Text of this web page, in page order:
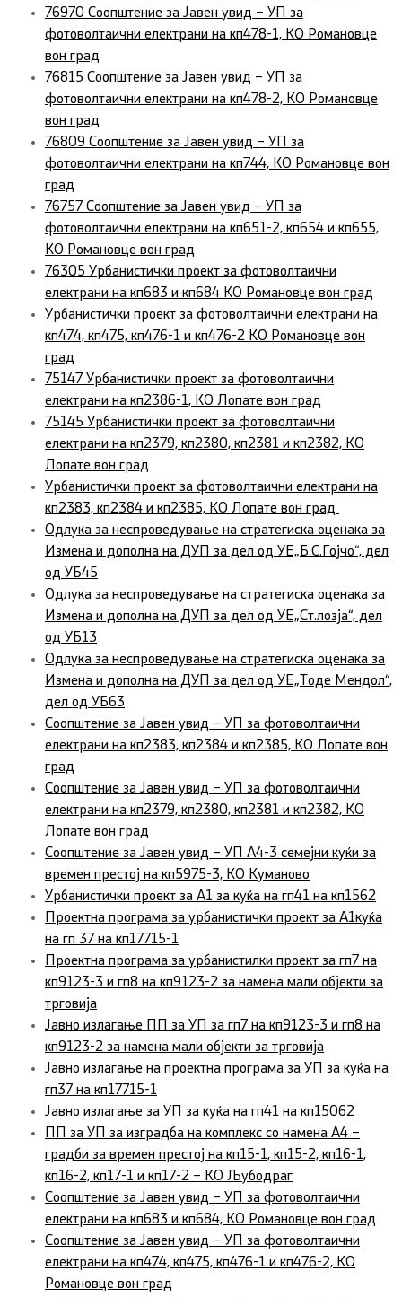
76970 Соопштение за Јавен увид – УП за
фотоволтаични електрани на кп478-1, КО Романовце
вон град
76815 Соопштение за Јавен увид – УП за
фотоволтаични електрани на кп478-2, КО Романовце
вон град
76809 Соопштение за Јавен увид – УП за
фотоволтаични електрани на кп744, КО Романовце вон
град
76757 Соопштение за Јавен увид – УП за
фотоволтаични електрани на кп651-2, кп654 и кп655,
КО Романовце вон град
76305 Урбанистички проект за фотоволтаични
електрани на кп683 и кп684 КО Романовце вон град
Урбанистички проект за фотоволтаични електрани на
кп474, кп475, кп476-1 и кп476-2 КО Романовце вон
град
75147 Урбанистички проект за фотоволтаични
електрани на кп2386-1, КО Лопате вон град
75145 Урбанистички проект за фотоволтаични
електрани на кп2379, кп2380, кп2381 и кп2382, КО
Лопате вон град
Урбанистички проект за фотоволтаични електрани на
кп2383, кп2384 и кп2385, КО Лопате вон град
Одлука за неспроведување на стратегиска оценака за
Измена и дополна на ДУП за дел од УЕ„Б.С.Гојчо“, дел
од УБ45
Одлука за неспроведување на стратегиска оценака за
Измена и дополна на ДУП за дел од УЕ„Ст.лозја“, дел
од УБ13
Одлука за неспроведување на стратегиска оценака за
Измена и дополна на ДУП за дел од УЕ„Тоде Мендол“,
дел од УБ63
Соопштение за Јавен увид – УП за фотоволтаични
електрани на кп2383, кп2384 и кп2385, КО Лопате вон
град
Соопштение за Јавен увид – УП за фотоволтаични
електрани на кп2379, кп2380, кп2381 и кп2382, КО
Лопате вон град
Соопштение за Јавен увид – УП А4-3 семејни куќи за
времен престој на кп5975-3, КО Куманово
Урбанистички проект за А1 за куќа на гп41 на кп1562
Проектна програма за урбанистички проект за А1куќа
на гп 37 на кп17715-1
Проектна програма за урбанистилки проект за гп7 на
кп9123-3 и гп8 на кп9123-2 за намена мали објекти за
трговија
Јавно излагање ПП за УП за гп7 на кп9123-3 и гп8 на
кп9123-2 за намена мали објекти за трговија
Јавно излагање на проектна програма за УП за куќа на
гп37 на кп17715-1
Јавно излагање за УП за куќа на гп41 на кп15062
ПП за УП за изградба на комплекс со намена А4 –
градби за времен престој на кп15-1, кп15-2, кп16-1,
кп16-2, кп17-1 и кп17-2 – КО Љубодраг
Соопштение за Јавен увид – УП за фотоволтаични
електрани на кп683 и кп684, КО Романовце вон град
Соопштение за Јавен увид – УП за фотоволтаични
електрани на кп474, кп475, кп476-1 и кп476-2, КО
Романовце вон град